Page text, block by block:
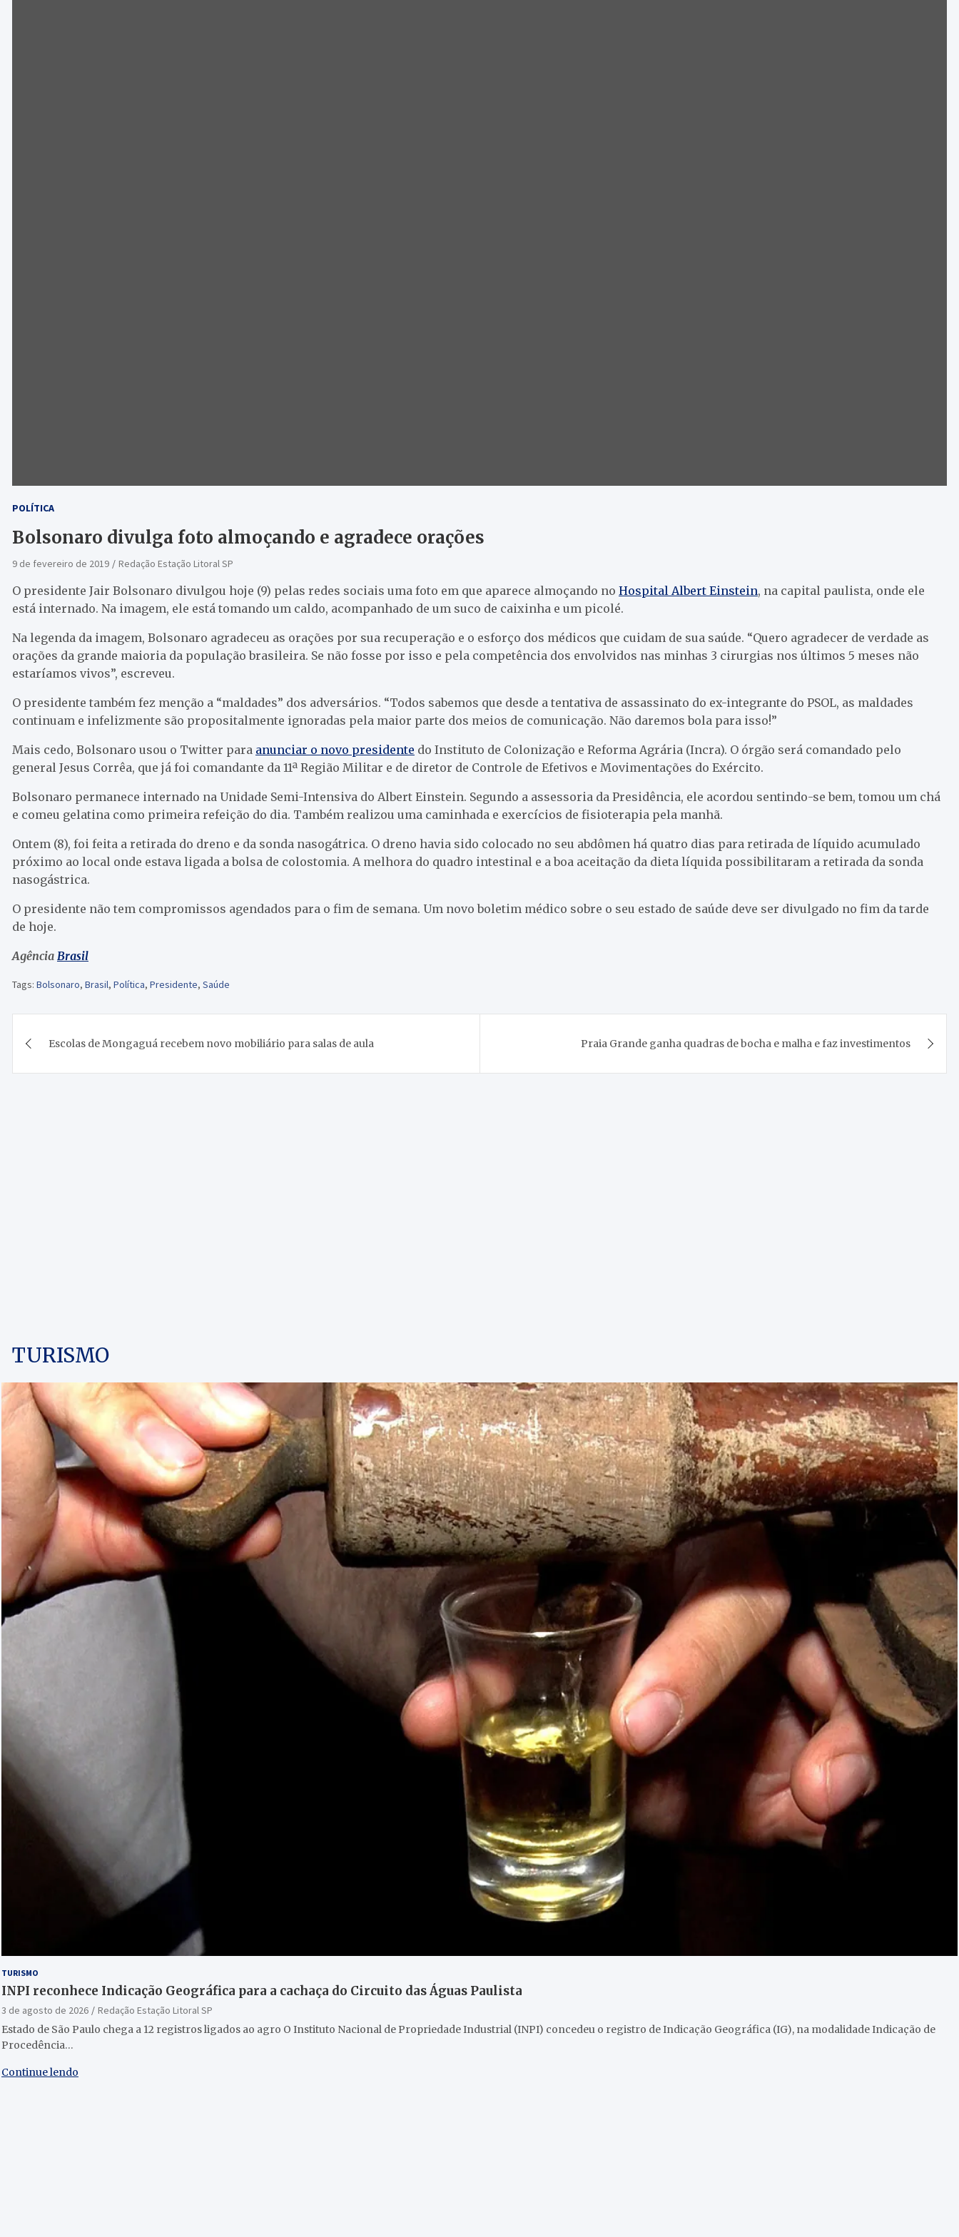
POLÍTICA
Bolsonaro divulga foto almoçando e agradece orações
9 de fevereiro de 2019 Redação Estação Litoral SP
O presidente Jair Bolsonaro divulgou hoje (9) pelas redes sociais uma foto em que aparece almoçando no Hospital Albert Einstein, na capital paulista, onde ele
está internado. Na imagem, ele está tomando um caldo, acompanhado de um suco de caixinha e um picolé.
Na legenda da imagem, Bolsonaro agradeceu as orações por sua recuperação e o esforço dos médicos que cuidam de sua saúde. “Quero agradecer de verdade as
orações da grande maioria da população brasileira. Se não fosse por isso e pela competência dos envolvidos nas minhas 3 cirurgias nos últimos 5 meses não
estaríamos vivos”, escreveu.
O presidente também fez menção a “maldades” dos adversários. “Todos sabemos que desde a tentativa de assassinato do ex-integrante do PSOL, as maldades
continuam e infelizmente são propositalmente ignoradas pela maior parte dos meios de comunicação. Não daremos bola para isso!”
Mais cedo, Bolsonaro usou o Twitter para anunciar o novo presidente do Instituto de Colonização e Reforma Agrária (Incra). O órgão será comandado pelo
general Jesus Corrêa, que já foi comandante da 11ª Região Militar e de diretor de Controle de Efetivos e Movimentações do Exército.
Bolsonaro permanece internado na Unidade Semi-Intensiva do Albert Einstein. Segundo a assessoria da Presidência, ele acordou sentindo-se bem, tomou um chá
e comeu gelatina como primeira refeição do dia. Também realizou uma caminhada e exercícios de fisioterapia pela manhã.
Ontem (8), foi feita a retirada do dreno e da sonda nasogátrica. O dreno havia sido colocado no seu abdômen há quatro dias para retirada de líquido acumulado
próximo ao local onde estava ligada a bolsa de colostomia. A melhora do quadro intestinal e a boa aceitação da dieta líquida possibilitaram a retirada da sonda
nasogástrica.
O presidente não tem compromissos agendados para o fim de semana. Um novo boletim médico sobre o seu estado de saúde deve ser divulgado no fim da tarde
de hoje.
Agência Brasil
Tags: Bolsonaro, Brasil, Política, Presidente, Saúde
de
Escolas de Mongaguá recebem novo mobiliário para salas de aula Praia Grande ganha quadras de bocha e malha e faz investimentos
TURISMO
TURISMO
INPI reconhece Indicação Geográfica para a cachaça do Circuito das Águas Paulista
3 de agosto de 2026
Redação Estação Litoral SP
Estado de São Paulo chega a 12 registros ligados ao agro O Instituto Nacional de Propriedade Industrial (INPI) concedeu o registro de Indicação Geográfica (IG), na modalidade Indicação de
Procedência…
Continue lendo